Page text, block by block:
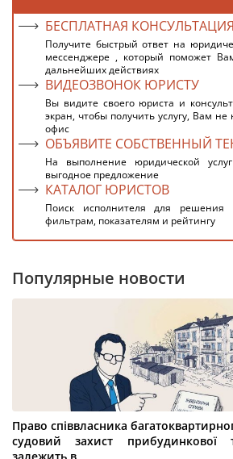
БЕСПЛАТНАЯ КОНСУЛЬТАЦИЯ
Получите быстрый ответ на
мессенджере , который поможет
дальнейших действиях
ВИДЕОЗВОНОК ЮРИСТУ
Вы видите своего юриста и
экран, чтобы получить услугу, Вам
офис
ОБЪЯВИТЕ СОБСТВЕННЫЙ
На выполнение юридической
выгодное предложение
КАТАЛОГ ЮРИСТОВ
Поиск исполнителя для
фильтрам, показателям и рейтингу
Популярные новости
Право співвласника
судовий захист прибудинкової